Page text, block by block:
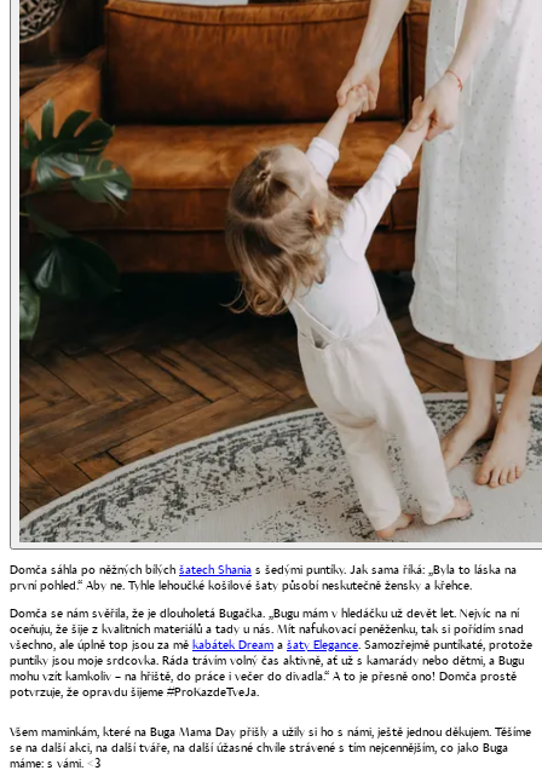
Domča sáhla po něžných bílých šatech Shania s šedými puntíky. Jak sama říká: „Byla to láska na
první pohled.“ Aby ne. Tyhle lehoučké košilové šaty působí neskutečně žensky a křehce.
Domča se nám svěřila, že je dlouholetá Bugačka. „Bugu mám v hledáčku už devět let. Nejvíc na ní
oceňuju, že šije z kvalitních materiálů a tady u nás. Mít nafukovací peněženku, tak si pořídím snad
všechno, ale úplně top jsou za mě kabátek Dream a šaty Elegance. Samozřejmě puntíkaté, protože
puntíky jsou moje srdcovka. Ráda trávím volný čas aktivně, ať už s kamarády nebo dětmi, a Bugu
mohu vzít kamkoliv – na hřiště, do práce i večer do divadla.“ A to je přesně ono! Domča prostě
potvrzuje, že opravdu šijeme #ProKazdeTveJa.
Všem maminkám, které na Buga Mama Day přišly a užily si ho s námi, ještě jednou děkujem. Těšíme
se na další akci, na další tváře, na další úžasné chvíle strávené s tím nejcennějším, co jako Buga
máme: s vámi. <3